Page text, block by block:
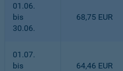
01.06.
bis
30.06.
68,75 EUR
01.07.
bis
64,46 EUR